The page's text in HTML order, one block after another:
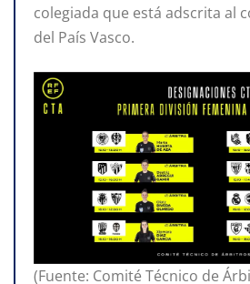
colegiada que está adscrita al
del País Vasco.
(Fuente: Comité Técnico de